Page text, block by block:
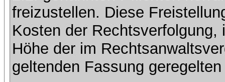
freizustellen. Diese
Kosten der
Höhe der im
geltenden Fassung